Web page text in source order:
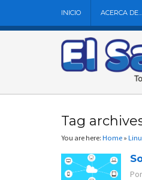
INICIO ACERCA DE…
Tag
You are here: Home »
Por